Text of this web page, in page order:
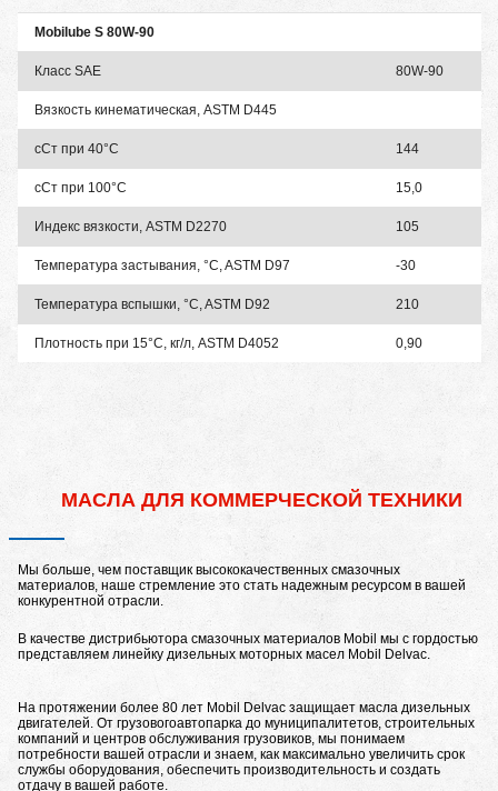
Mobilube S 80W-90
Класс SAE 80W-90
Вязкость кинематическая, ASTM D445
сСт при 40°C 144
сСт при 100°С 15,0
Индекс вязкости, ASTM D2270 105
Температура застывания, °C, ASTM D97 -30
Температура вспышки, °C, ASTM D92 210
Плотность при 15°С, кг/л, ASTM D4052 0,90
МАСЛА ДЛЯ КОММЕРЧЕСКОЙ ТЕХНИКИ
Мы больше, чем поставщик высококачественных смазочных
материалов, наше стремление это стать надежным ресурсом в вашей
конкурентной отрасли.
В качестве дистрибьютора смазочных материалов Mobil мы с гордостью
представляем линейку дизельных моторных масел Mobil Delvac.
На протяжении более 80 лет Mobil Delvac защищает масла дизельных
двигателей. От грузовогоавтопарка до муниципалитетов, строительных
компаний и центров обслуживания грузовиков, мы понимаем
потребности вашей отрасли и знаем, как максимально увеличить срок
службы оборудования, обеспечить производительность и создать
отдачу в вашей работе.